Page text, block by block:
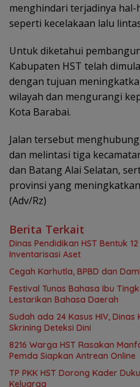
menghindari terjadinya
seperti kecelakaan lalu
Untuk diketahui
Kabupaten HST telah
dengan tujuan
wilayah dan mengurangi
Kota Barabai.
Jalan tersebut
dan melintasi tiga
dan Batang Alai Selatan,
provinsi yang
(Adv/Rz)
Berita Terkait
Dinas Pendidikan HST Bentuk
Inventarisasi Aset
Cegah Karhutla, BPBD dan
Festival Tunas Bahasa Ibu
Lestarikan Bahasa Daerah
Sudah ada 24 Kasus HIV, Dinas
Skrining Deteksi Dini
8216 Warga HST Rasakan
Pemda Siapkan Antrean Online
TP PKK HST Dorong Kader
Keluarga